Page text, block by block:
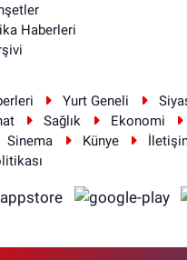
Haberleri
Yurt Geneli
Sağlık Ekonomi
Sinema Künye